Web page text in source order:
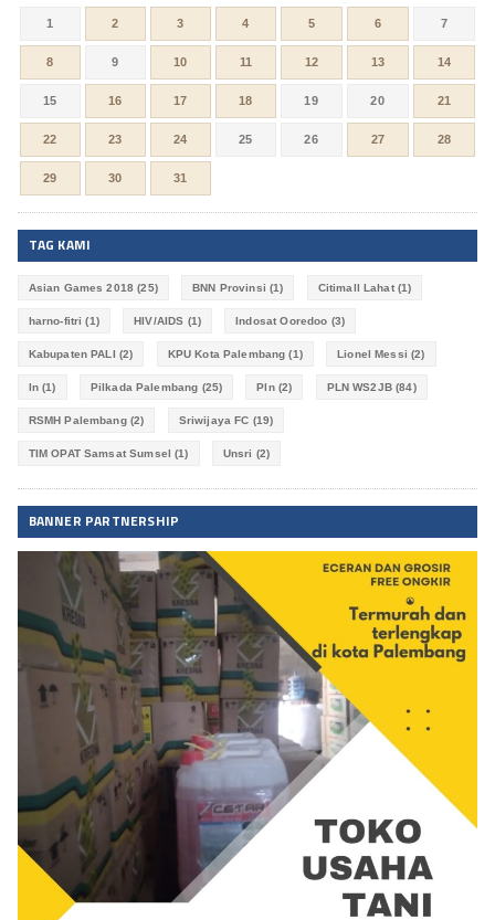
1 2 3 4 5 6 7
8 9 10 11 12 13 14
15 16 17 18 19 20 21
22 23 24 25 26 27 28
29 30 31
TAG KAMI
Asian Games 2018 (25) BNN Provinsi (1) Citimall Lahat(1)
harno-fitri (1) HIV/AIDS (1) Indosat Ooredoo (3)
Kabupaten PALI (2) KPU Kota Palembang (1) Lionel Messi (2)
ln (1) Pilkada Palembang (25) Pln(2) PLN WS2JB(84)
RSMH Palembang(2) Sriwijaya FC (19)
TIM OPAT Samsat Sumsel (1) Unsri (2)
BANNER PARTNERSHIP